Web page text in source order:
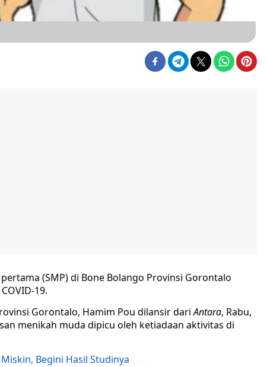
(SMP) di Bone Bolango Provinsi Gorontalo
19.
Gorontalo, Hamim Pou dilansir dariAntara, Rabu,
menikah muda dipicu oleh ketiadaan aktivitas di
Begini Hasil Studinya